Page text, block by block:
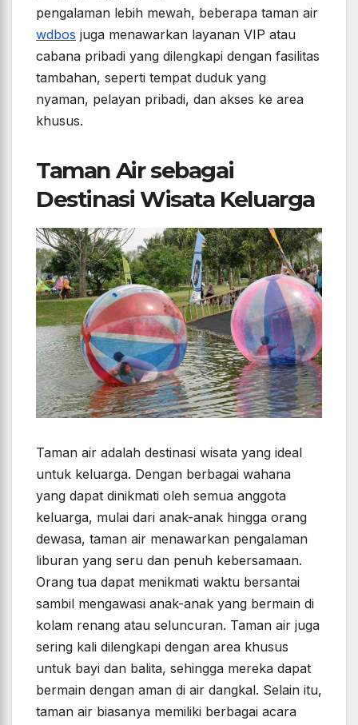
pengalaman lebih mewah, beberapa taman air
wdbos juga menawarkan layanan VIP atau
cabana pribadi yang dilengkapi dengan fasilitas
tambahan, seperti tempat duduk yang
nyaman, pelayan pribadi, dan akses ke area
khusus.
Taman Air sebagai
Destinasi Wisata Keluarga
Taman air adalah destinasi wisata yang ideal
untuk keluarga. Dengan berbagai wahana
yang dapat dinikmati oleh semua anggota
keluarga, mulai dari anak-anak hingga orang
dewasa, taman air menawarkan pengalaman
liburan yang seru dan penuh kebersamaan.
Orang tua dapat menikmati waktu bersantai
sambil mengawasi anak-anak yang bermain di
kolam renang atau seluncuran. Taman air juga
sering kali dilengkapi dengan area khusus
untuk bayi dan balita, sehingga mereka dapat
bermain dengan aman di air dangkal. Selain itu,
taman air biasanya memiliki berbagai acara